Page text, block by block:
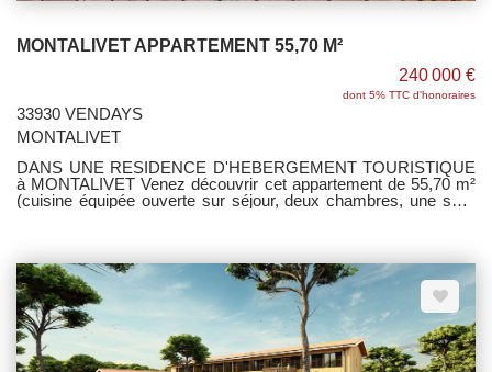
MONTALIVET APPARTEMENT 55,70 M²
240 000 €
dont 5% TTC d'honoraires
33930 VENDAYS
MONTALIVET
DANS UNE RESIDENCE D'HEBERGEMENT TOURISTIQUE
à MONTALIVET Venez découvrir cet appartement de 55,70 m²
(cuisine équipée ouverte sur séjour, deux chambres, une salle
procédure en cours.